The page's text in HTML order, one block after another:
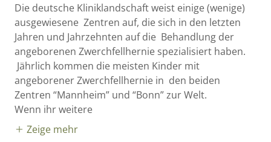
Die deutsche Kliniklandschaft weist einige (wenige)
ausgewiesene Zentren auf, die sich in den letzten
Jahren und Jahrzehnten auf die Behandlung der
angeborenen Zwerchfellhernie spezialisiert haben.
Jährlich kommen die meisten Kinder mit
angeborener Zwerchfellhernie in den beiden
Zentren “Mannheim” und “Bonn” zur Welt.
Wenn ihr weitere
Zeige mehr